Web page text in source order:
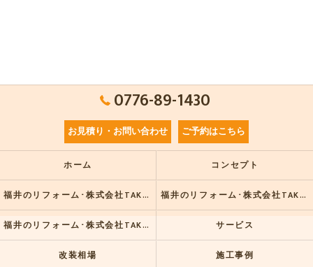
0776-89-1430
お見積り・お問い合わせ ご予約はこちら
ホーム コンセプト
福井のリフォーム･株式会社TAKU建築工房の口コミ情報 福井のリフォーム･株式会社TAKU建築工房の評判
福井のリフォーム･株式会社TAKU建築工房のお客様の声 サービス
改装相場 施工事例